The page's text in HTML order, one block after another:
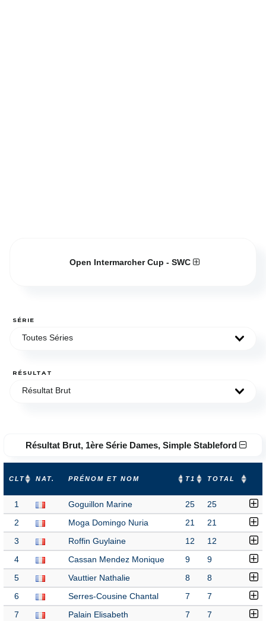
Open Intermarcher Cup - SWC
SÉRIE
Toutes Séries
RÉSULTAT
Résultat Brut
Résultat Brut, 1ère Série Dames, Simple Stableford
CLT NAT. PRÉNOM ET NOM T1 TOTAL
1 Goguillon Marine 25 25
2 Moga Domingo Nuria 21 21
3 Roffin Guylaine 12 12
4 Cassan Mendez Monique 9 9
5 Vauttier Nathalie 8 8
6 Serres-Cousine Chantal 7 7
7 Palain Elisabeth 7 7